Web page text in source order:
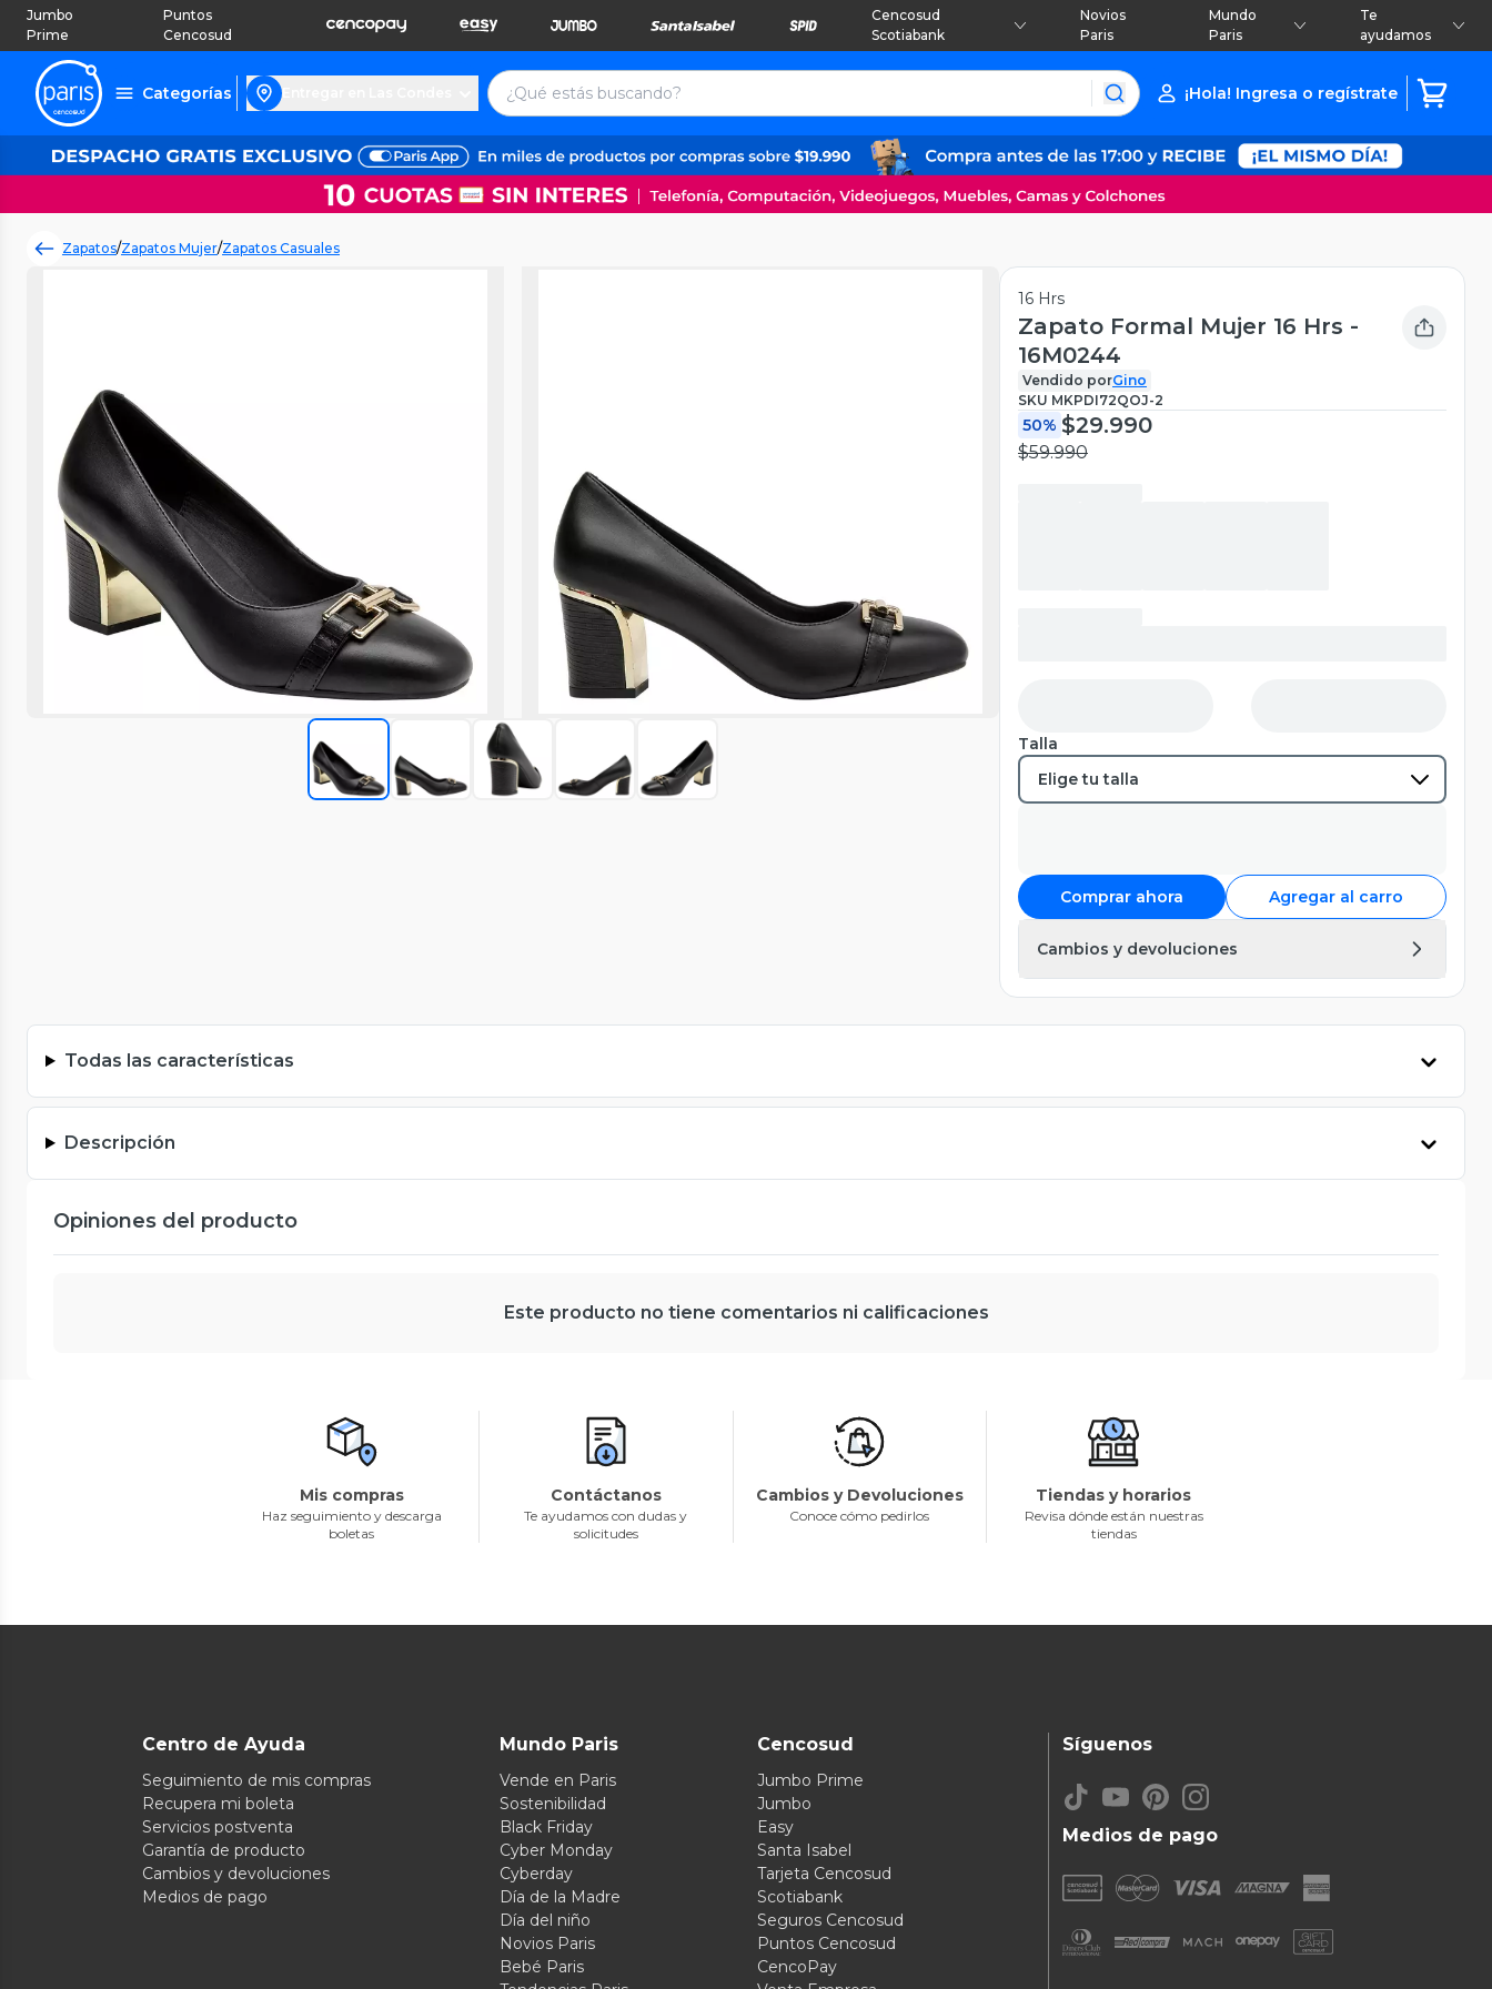
Jumbo
Prime
Puntos
Cencosud
Cencosud
Scotiabank
Novios
Paris
Mundo
Paris
Te
ayudamos
Categorías ¡Hola! Ingresa o regístrate
Zapatos/Zapatos Mujer/Zapatos Casuales
16 Hrs
Zapato Formal Mujer 16 Hrs -
16M0244
Vendido porGino
SKU MKPDI72QOJ-2
50% $29.990
$59.990
Talla
Comprar ahora Agregar al carro
Cambios y devoluciones
Todas las características
Descripción
Opiniones del producto
Este producto no tiene comentarios ni calificaciones
Mis compras
Haz seguimiento y descarga
boletas
Contáctanos
Te ayudamos con dudas y
solicitudes
Cambios y Devoluciones
Conoce cómo pedirlos
Tiendas y horarios
Revisa dónde están nuestras
tiendas
Centro de Ayuda
Seguimiento de mis compras
Recupera mi boleta
Servicios postventa
Garantía de producto
Cambios y devoluciones
Medios de pago
Mundo Paris
Vende en Paris
Sostenibilidad
Black Friday
Cyber Monday
Cyberday
Día de la Madre
Día del niño
Novios Paris
Bebé Paris
Cencosud
Jumbo Prime
Jumbo
Easy
Santa Isabel
Tarjeta Cencosud
Scotiabank
Seguros Cencosud
Puntos Cencosud
CencoPay
Medios de pago
Síguenos